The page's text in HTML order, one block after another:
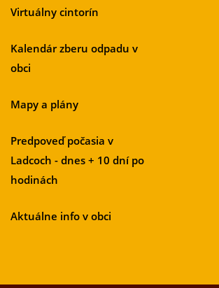
Virtuálny cintorín
Kalendár zberu odpadu v
obci
Mapy a plány
Predpoveď počasia v
Ladcoch - dnes + 10 dní po
hodinách
Aktuálne info v obci